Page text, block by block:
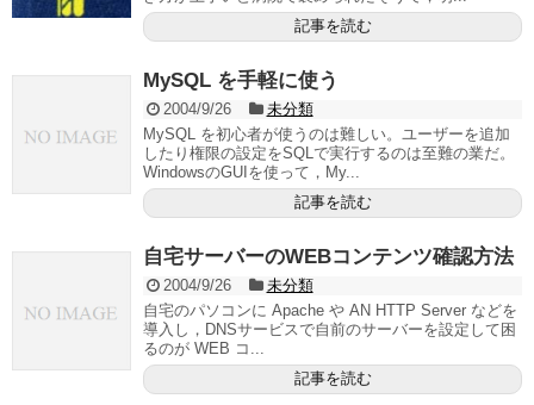
記事を読む
MySQL を手軽に使う
2004/9/26
未分類
MySQL を初心者が使うのは難しい。ユーザーを追加
したり権限の設定をSQLで実行するのは至難の業だ。
WindowsのGUIを使って，My...
記事を読む
自宅サーバーのWEBコンテンツ確認方法
2004/9/26
未分類
自宅のパソコンに Apache や AN HTTP Server などを
導入し，DNSサービスで自前のサーバーを設定して困
るのが WEB コ...
記事を読む